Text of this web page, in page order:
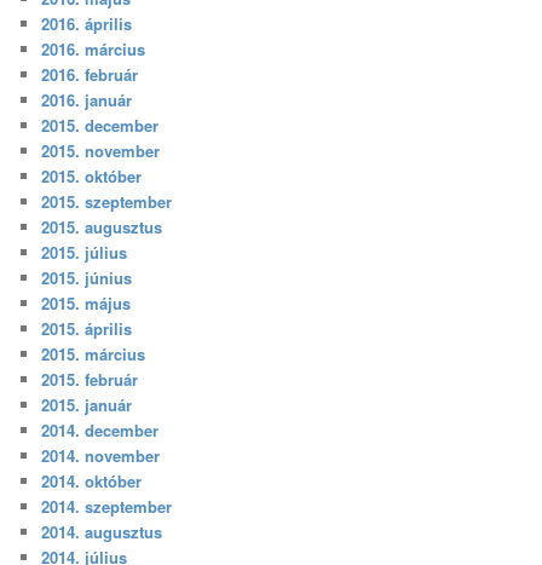
2016. április
2016. március
2016. február
2016. január
2015. december
2015. november
2015. október
2015. szeptember
2015. augusztus
2015. július
2015. június
2015. május
2015. április
2015. március
2015. február
2015. január
2014. december
2014. november
2014. október
2014. szeptember
2014. augusztus
2014. július